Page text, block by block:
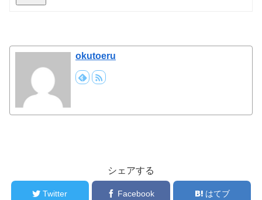
okutoeru
シェアする
Twitter Facebook はてブ